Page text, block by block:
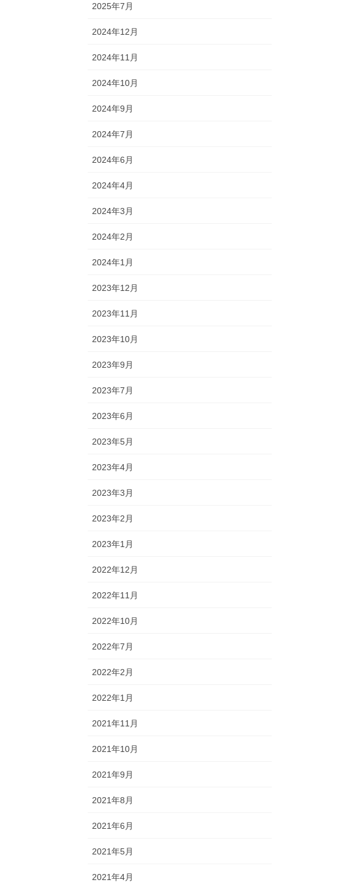
2025年7月
2024年12月
2024年11月
2024年10月
2024年9月
2024年7月
2024年6月
2024年4月
2024年3月
2024年2月
2024年1月
2023年12月
2023年11月
2023年10月
2023年9月
2023年7月
2023年6月
2023年5月
2023年4月
2023年3月
2023年2月
2023年1月
2022年12月
2022年11月
2022年10月
2022年7月
2022年2月
2022年1月
2021年11月
2021年10月
2021年9月
2021年8月
2021年6月
2021年5月
2021年4月